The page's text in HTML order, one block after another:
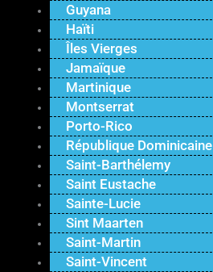
Guyana
Haïti
Îles Vierges
Jamaïque
Martinique
Montserrat
Porto-Rico
République Dominicaine
Saint-Barthélemy
Saint Eustache
Sainte-Lucie
Sint Maarten
Saint-Martin
Saint-Vincent